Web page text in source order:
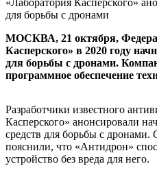
для борьбы с дронами
МОСКВА, 21 октября,
Касперского» в 2020 году
для борьбы с дронами.
программное обеспечение
Разработчики известного
Касперского» анонсировали
средств для борьбы с
пояснили, что «Антидрон»
устройство без вреда для него.